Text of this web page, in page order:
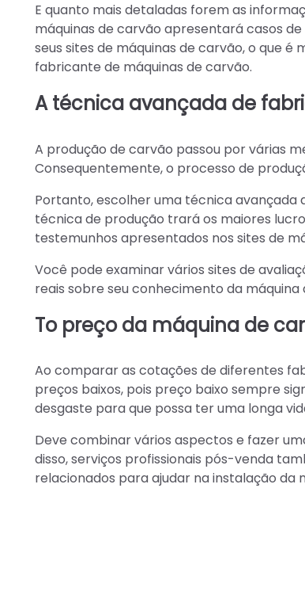
E quanto mais detaladas forem as
máquinas de carvão apresentará casos
seus sites de máquinas de carvão, o que
fabricante de máquinas de carvão.
A técnica avançada de
A produção de carvão passou por várias
Consequentemente, o processo de
Portanto, escolher uma técnica
técnica de produção trará os maiores
testemunhos apresentados nos sites de
Você pode examinar vários sites de
reais sobre seu conhecimento da
To preço da máquina de
Ao comparar as cotações de diferentes
preços baixos, pois preço baixo sempre
desgaste para que possa ter uma longa
Deve combinar vários aspectos e fazer
disso, serviços profissionais pós-venda
relacionados para ajudar na instalação